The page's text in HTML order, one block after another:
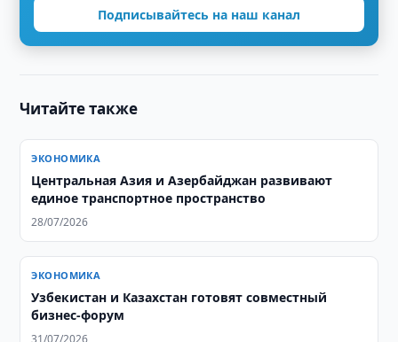
Подписывайтесь на наш канал
Читайте также
ЭКОНОМИКА
Центральная Азия и Азербайджан развивают
единое транспортное пространство
28/07/2026
ЭКОНОМИКА
Узбекистан и Казахстан готовят совместный
бизнес-форум
31/07/2026